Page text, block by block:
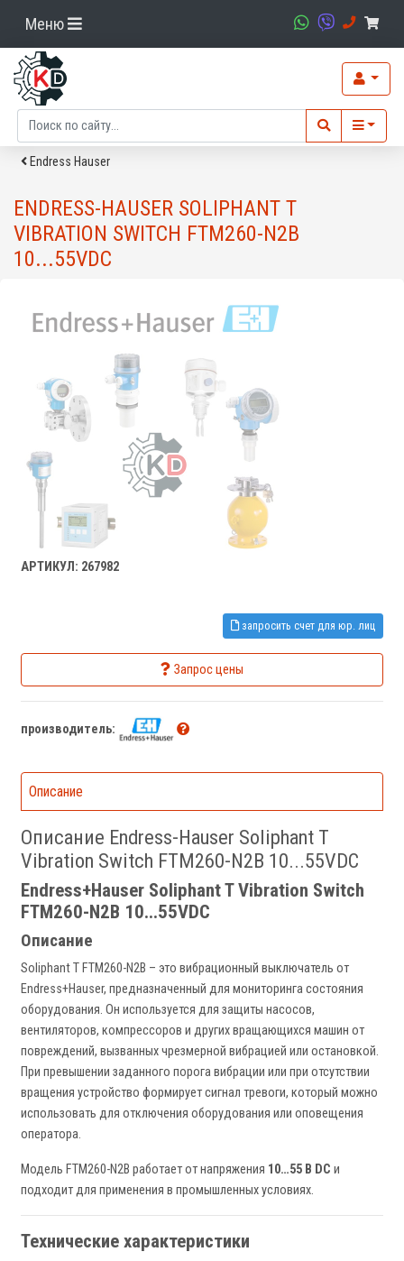
Меню
Endress Hauser
ENDRESS-HAUSER SOLIPHANT T
VIBRATION SWITCH FTM260-N2B
10...55VDC
АРТИКУЛ: 267982
запросить счет для юр. лиц
Запрос цены
производитель:
Описание
Описание Endress-Hauser Soliphant T
Vibration Switch FTM260-N2B 10...55VDC
Endress+Hauser Soliphant T Vibration Switch
FTM260-N2B 10...55VDC
Описание
Soliphant T FTM260-N2B – это вибрационный выключатель от
Endress+Hauser, предназначенный для мониторинга состояния
оборудования. Он используется для защиты насосов,
вентиляторов, компрессоров и других вращающихся машин от
повреждений, вызванных чрезмерной вибрацией или остановкой.
При превышении заданного порога вибрации или при отсутствии
вращения устройство формирует сигнал тревоги, который можно
использовать для отключения оборудования или оповещения
оператора.
Модель FTM260-N2B работает от напряжения 10…55 В DC и
подходит для применения в промышленных условиях.
Технические характеристики